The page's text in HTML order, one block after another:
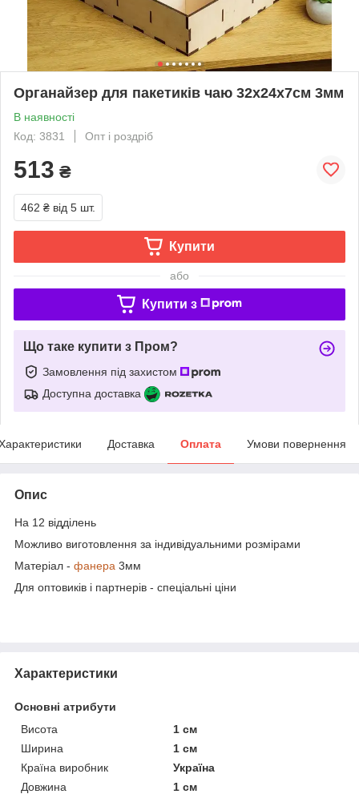
Органайзер для пакетиків чаю 32x24x7см 3мм
В наявності
Код: 3831
Опт і роздріб
513 ₴
462 ₴ від 5 шт.
Купити
або
Купити з
Що таке купити з Пром?
Замовлення під захистом
Доступна доставка
Доставка Оплата Умови повернення
Опис
На 12 відділень
Можливо виготовлення за індивідуальними розмірами
Матеріал - фанера 3мм
Для оптовиків і партнерів - спеціальні ціни
Характеристики
Основні атрибути
Висота
1 см
Ширина
1 см
Країна виробник
Україна
Довжина
1 см